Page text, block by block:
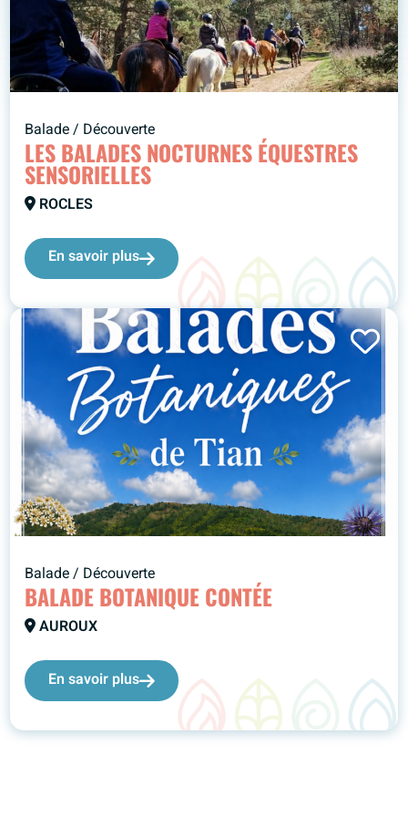
Balade / Découverte
LES BALADES NOCTURNES ÉQUESTRES
SENSORIELLES
ROCLES
En savoir plus
Balade / Découverte
BALADE BOTANIQUE CONTÉE
AUROUX
En savoir plus